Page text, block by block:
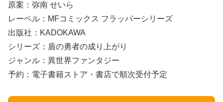
原案：弥南 せいら
レーベル：MFコミックス フラッパーシリーズ
出版社：KADOKAWA
シリーズ：盾の勇者の成り上がり
ジャンル：異世界ファンタジー
予約：電子書籍ストア・書店で順次受付予定